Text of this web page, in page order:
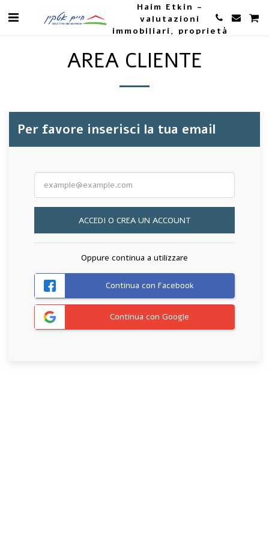
Haim Etkin -
valutazioni
immobiliari, proprietà
AREA CLIENTE
Per favore inserisci la tua email
ACCEDI O CREA UN ACCOUNT
Oppure continua a utilizzare
Continua con Facebook
Continua con Google